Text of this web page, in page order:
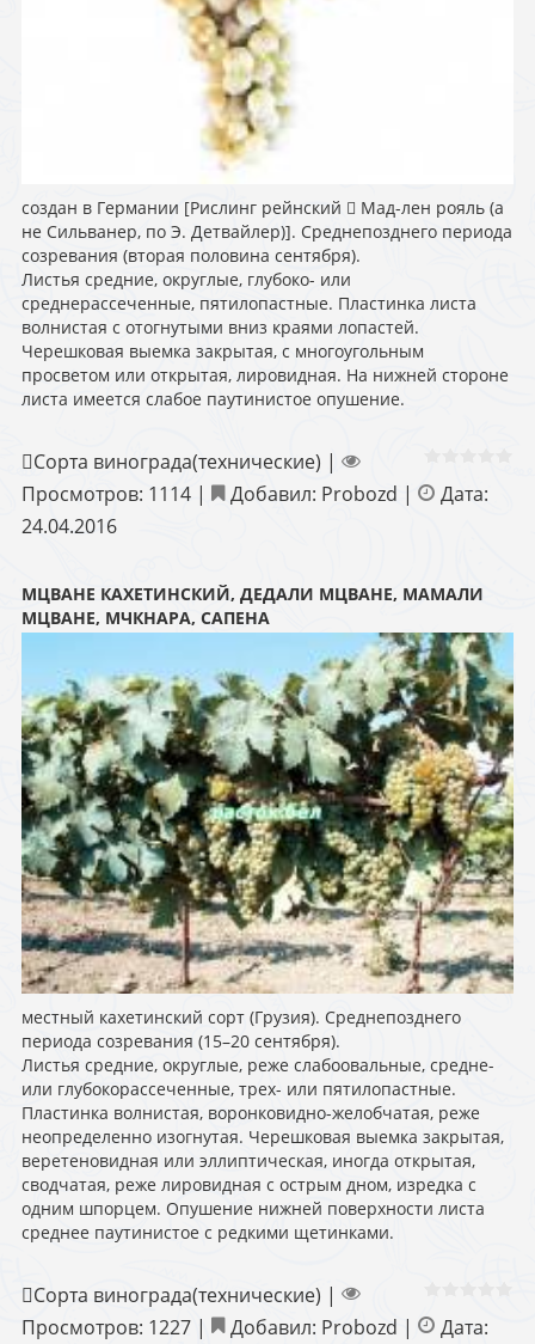
создан в Германии [Рислинг рейнский  Мад-лен рояль (а
не Сильванер, по Э. Детвайлер)]. Среднепозднего периода
созревания (вторая половина сентября).
Листья средние, округлые, глубоко- или
среднерассеченные, пятилопастные. Пластинка листа
волнистая с отогнутыми вниз краями лопастей.
Черешковая выемка закрытая, с многоугольным
просветом или открытая, лировидная. На нижней стороне
листа имеется слабое паутинистое опушение.
Сорта винограда(технические) |
Просмотров: 1114 | Добавил: Probozd |
Дата:
24.04.2016
МЦВАНЕ КАХЕТИНСКИЙ, ДЕДАЛИ МЦВАНЕ, МАМАЛИ
МЦВАНЕ, МЧКНАРА, САПЕНА
местный кахетинский сорт (Грузия). Среднепозднего
периода созревания (15–20 сентября).
Листья средние, округлые, реже слабоовальные, средне-
или глубокорассеченные, трех- или пятилопастные.
Пластинка волнистая, воронковидно-желобчатая, реже
неопределенно изогнутая. Черешковая выемка закрытая,
веретеновидная или эллиптическая, иногда открытая,
сводчатая, реже лировидная с острым дном, изредка с
одним шпорцем. Опушение нижней поверхности листа
среднее паутинистое с редкими щетинками.
Сорта винограда(технические) |
Просмотров: 1227 | Добавил: Probozd |
Дата: